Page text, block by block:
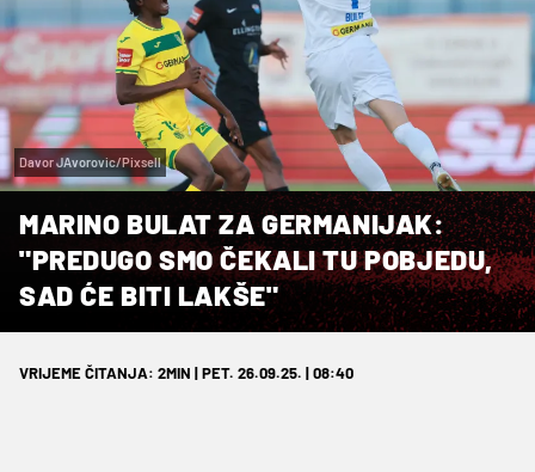
Davor JAvorovic/Pixsell
MARINO BULAT ZA GERMANIJAK:
"PREDUGO SMO ČEKALI TU POBJEDU,
SAD ĆE BITI LAKŠE"
VRIJEME ČITANJA: 2MIN | PET. 26.09.25. | 08:40